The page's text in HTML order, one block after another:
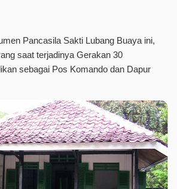
Pancasila Sakti Lubang Buaya ini,
saat terjadinya Gerakan 30
sebagai Pos Komando dan Dapur